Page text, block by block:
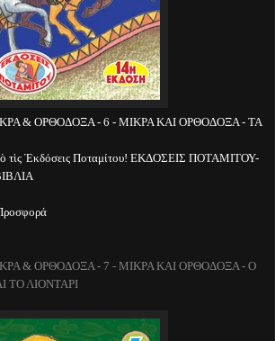
& ΟΡΘΟΔΟΞΑ - 6 - ΜΙΚΡΑ ΚΑΙ ΟΡΘΟΔΟΞΑ - ΤΑ
τὶς Ἐκδόσεις Ποταμίτου! ΕΚΔΟΣΕΙΣ ΠΟΤΑΜΙΤΟΥ-
& ΟΡΘΟΔΟΞΑ - 7 - ΜΙΚΡΑ ΚΑΙ ΟΡΘΟΔΟΞΑ - Ο
ΤΟ ΛΙΟΝΤΑΡΙ